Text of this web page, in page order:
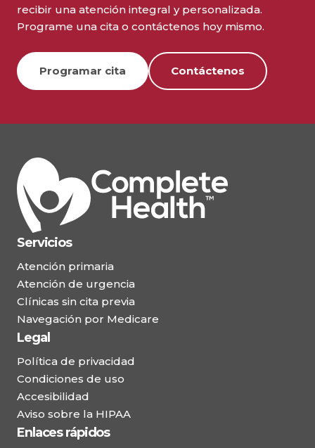
recibir una atención integral y personalizada.
Programe una cita o contáctenos hoy mismo.
Programar cita Contáctenos
Servicios
Atención primaria
Atención de urgencia
Clínicas sin cita previa
Navegación por Medicare
Legal
Política de privacidad
Condiciones de uso
Accesibilidad
Aviso sobre la HIPAA
Enlaces rápidos